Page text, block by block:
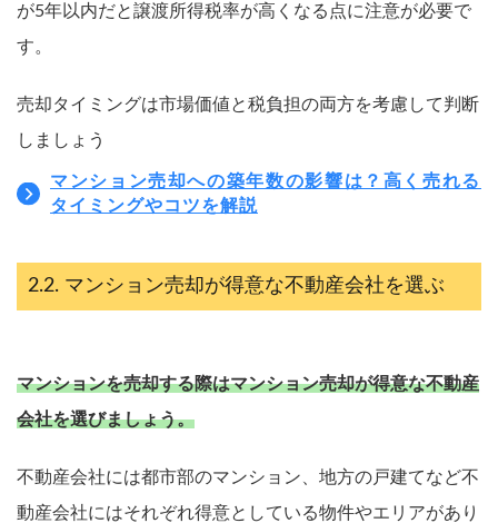
が5年以内だと譲渡所得税率が高くなる点に注意が必要で
す。
売却タイミングは市場価値と税負担の両方を考慮して判断
しましょう
マンション売却への築年数の影響は？高く売れる
タイミングやコツを解説
マンション売却が得意な不動産会社を選ぶ
マンションを売却する際はマンション売却が得意な不動産
会社を選びましょう。
不動産会社には都市部のマンション、地方の戸建てなど不
動産会社にはそれぞれ得意としている物件やエリアがあり